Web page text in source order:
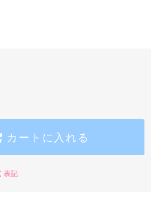
カートに入れる
表記